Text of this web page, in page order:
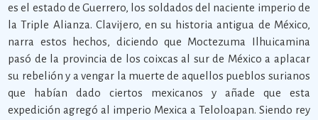
es el estado de Guerrero, los soldados del naciente imperio de
la Triple Alianza. Clavijero, en su historia antigua de México,
narra estos hechos, diciendo que Moctezuma Ilhuicamina
pasó de la provincia de los coixcas al sur de México a aplacar
su rebelión y a vengar la muerte de aquellos pueblos surianos
que habían dado ciertos mexicanos y añade que esta
expedición agregó al imperio Mexica a Teloloapan. Siendo rey